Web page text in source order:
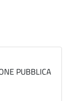
PUBBLICA